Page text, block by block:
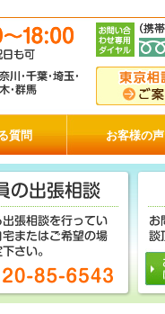
質問 お客様の声